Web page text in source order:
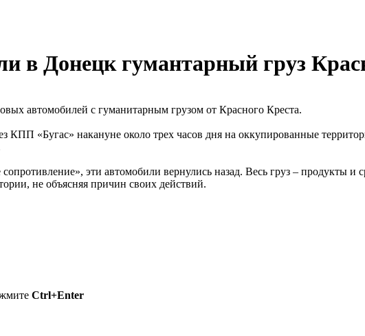
в Донецк гумантарный груз
автомобилей с гуманитарным грузом от Красного Креста.
«Бугас» накануне около трех часов дня на оккупированные
эти автомобили вернулись назад. Весь груз – продукты
не объясняя причин своих действий.
Ctrl+Enter